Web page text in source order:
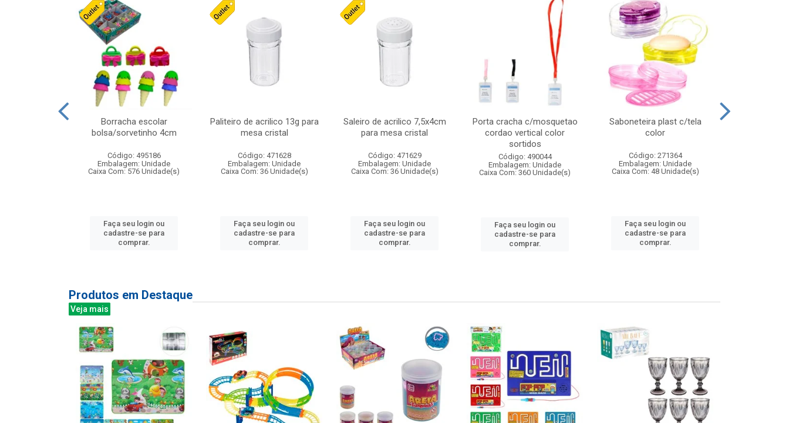
Borracha escolar
bolsa/sorvetinho 4cm
Código: 495186
Embalagem: Unidade
Caixa Com: 576 Unidade(s)
Faça seu login ou
cadastre-se para
comprar.
Paliteiro de acrilico 13g para
mesa cristal
Código: 471628
Embalagem: Unidade
Caixa Com: 36 Unidade(s)
Faça seu login ou
cadastre-se para
comprar.
Saleiro de acrilico 7,5x4cm
para mesa cristal
Código: 471629
Embalagem: Unidade
Caixa Com: 36 Unidade(s)
Faça seu login ou
cadastre-se para
comprar.
Porta cracha c/mosquetao
cordao vertical color
sortidos
Código: 490044
Embalagem: Unidade
Caixa Com: 360 Unidade(s)
Faça seu login ou
cadastre-se para
comprar.
Saboneteira plast c/tela
color
Código: 271364
Embalagem: Unidade
Caixa Com: 48 Unidade(s)
Faça seu login ou
cadastre-se para
comprar.
Produtos em Destaque
Veja mais